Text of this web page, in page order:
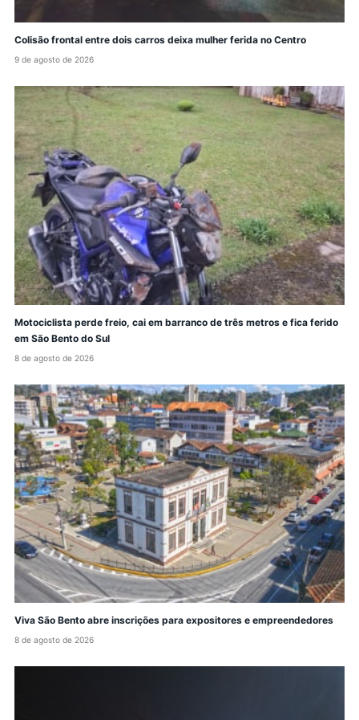
Colisão frontal entre dois carros deixa mulher ferida no Centro
9 de agosto de 2026
Motociclista perde freio, cai em barranco de três metros e fica ferido
em São Bento do Sul
8 de agosto de 2026
Viva São Bento abre inscrições para expositores e empreendedores
8 de agosto de 2026